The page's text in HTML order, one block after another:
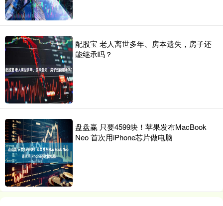
配股宝 老人离世多年、房本遗失，房子还
能继承吗？
盘盘赢 只要4599块！苹果发布MacBook
Neo 首次用iPhone芯片做电脑